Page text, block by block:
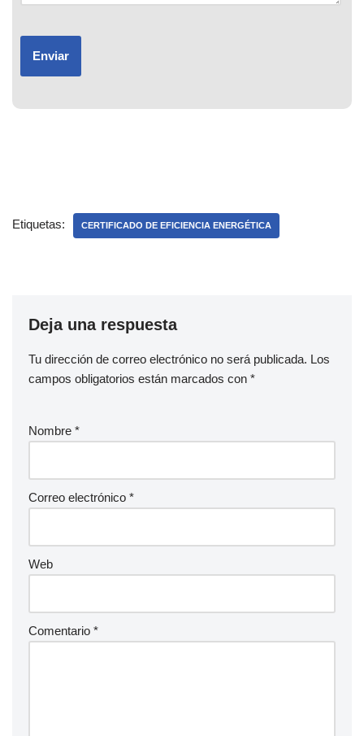
Etiquetas: CERTIFICADO DE EFICIENCIA ENERGÉTICA
Deja una respuesta
Tu dirección de correo electrónico no será publicada. Los
campos obligatorios están marcados con *
Nombre *
Correo electrónico *
Web
Comentario *